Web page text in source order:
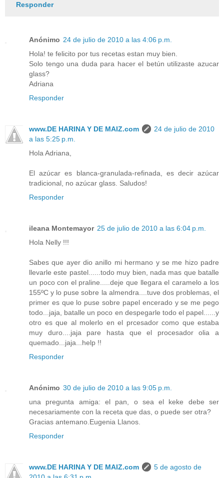
Responder
Anónimo 24 de julio de 2010 a las 4:06 p.m.
Hola! te felicito por tus recetas estan muy bien.
Solo tengo una duda para hacer el betún utilizaste azucar
glass?
Adriana
Responder
www.DE HARINA Y DE MAIZ.com
24 de julio de 2010
a las 5:25 p.m.
Hola Adriana,
El azúcar es blanca-granulada-refinada, es decir azúcar
tradicional, no azúcar glass. Saludos!
Responder
ileana Montemayor 25 de julio de 2010 a las 6:04 p.m.
Hola Nelly !!!
Sabes que ayer dio anillo mi hermano y se me hizo padre
llevarle este pastel......todo muy bien, nada mas que batalle
un poco con el praline.....deje que llegara el caramelo a los
155ºC y lo puse sobre la almendra....tuve dos problemas, el
primer es que lo puse sobre papel encerado y se me pego
todo...jaja, batalle un poco en despegarle todo el papel......y
otro es que al molerlo en el prcesador como que estaba
muy duro....jaja pare hasta que el procesador olia a
quemado...jaja...help !!
Responder
Anónimo 30 de julio de 2010 a las 9:05 p.m.
una pregunta amiga: el pan, o sea el keke debe ser
necesariamente con la receta que das, o puede ser otra?
Gracias antemano.Eugenia Llanos.
Responder
www.DE HARINA Y DE MAIZ.com
5 de agosto de